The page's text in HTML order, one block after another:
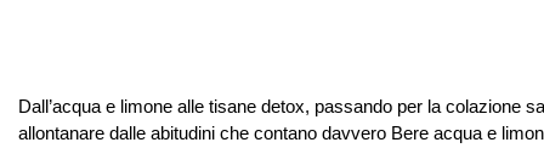
Dall’acqua e limone alle tisane detox, passando per la colazione
allontanare dalle abitudini che contano davvero Bere acqua e